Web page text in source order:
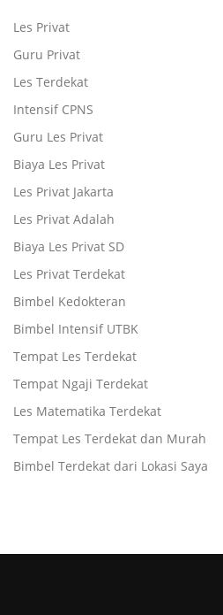
Les Privat
Guru Privat
Les Terdekat
Intensif CPNS
Guru Les Privat
Biaya Les Privat
Les Privat Jakarta
Les Privat Adalah
Biaya Les Privat SD
Les Privat Terdekat
Bimbel Kedokteran
Bimbel Intensif UTBK
Tempat Les Terdekat
Tempat Ngaji Terdekat
Les Matematika Terdekat
Tempat Les Terdekat dan Murah
Bimbel Terdekat dari Lokasi Saya